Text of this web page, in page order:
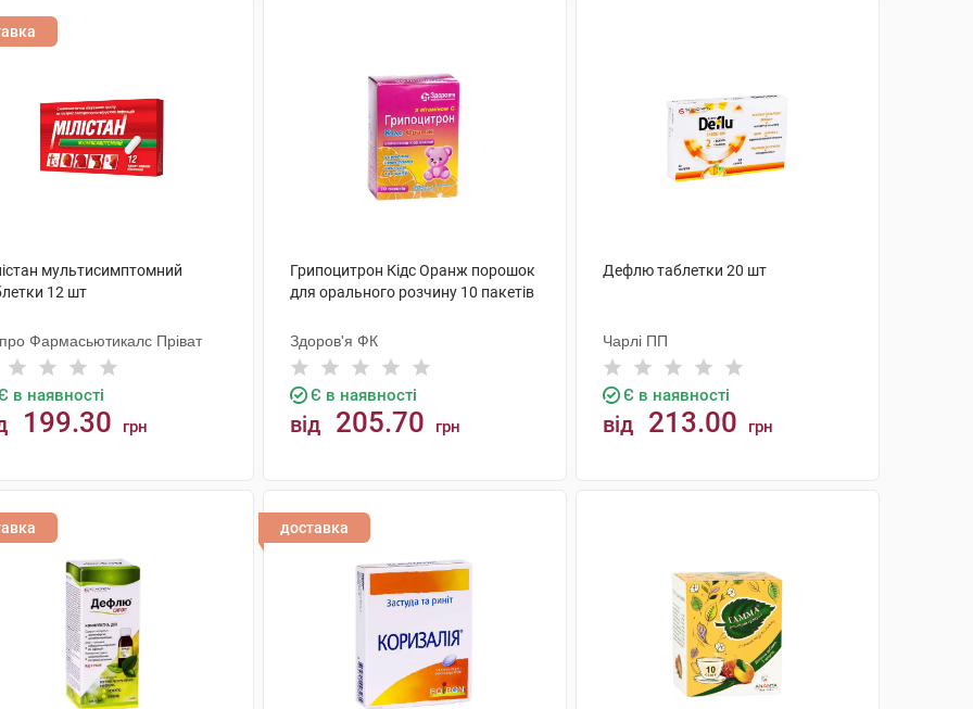
мультисимптомний
12 шт
Фармасьютикалс Пріват
в наявності
199.30 грн
Грипоцитрон Кідс Оранж порошок
для орального розчину 10 пакетів
Здоров'я ФК
Є в наявності
від 205.70 грн
Дефлю таблетки 20 шт
Чарлі ПП
Є в наявності
від 213.00 грн
доставка